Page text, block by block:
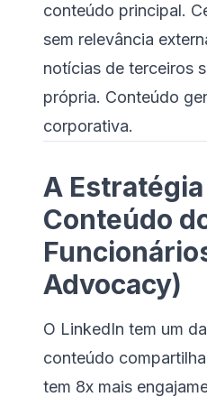
conteúdo principal.
sem relevância
notícias de terceiros
própria. Conteúdo
corporativa.
A
Conteúdo
Advocacy)
O LinkedIn tem um
conteúdo
tem 8x mais